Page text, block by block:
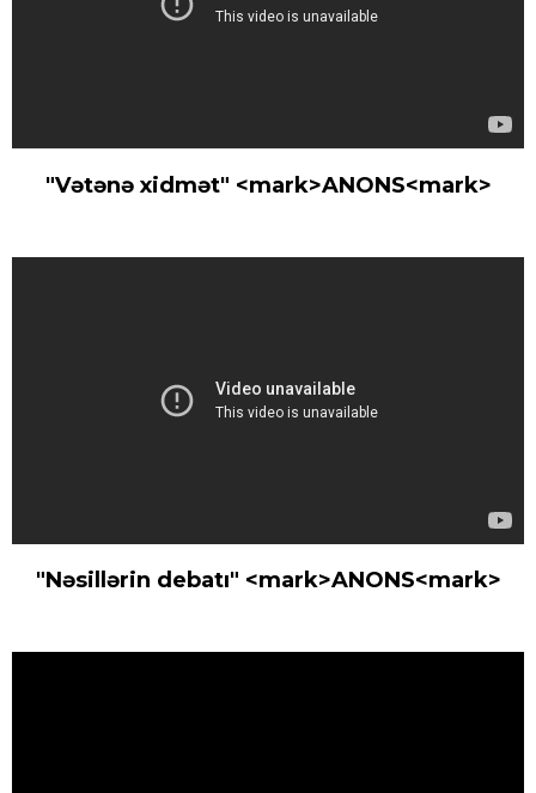
"Vətənə xidmət" <mark>ANONS<mark>
"Nəsillərin debatı" <mark>ANONS<mark>